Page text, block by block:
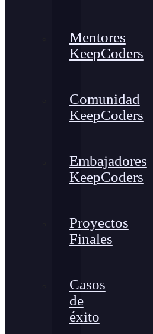
Mentores
KeepCoders
Comunidad
KeepCoders
Embajadores
KeepCoders
Proyectos
Finales
Casos
de
éxito